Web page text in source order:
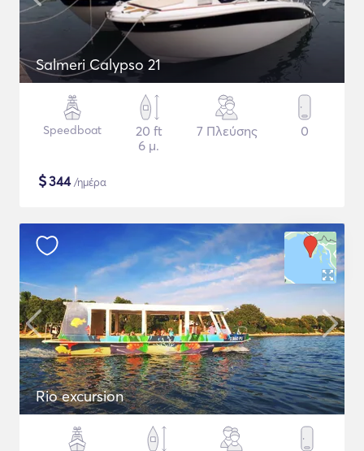
Salmeri Calypso 21
Speedboat
20 ft
6 μ.
7 Πλεύσης 0
$344/ημέρα
Rio excursion